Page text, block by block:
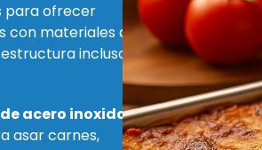
para ofrecer
con materiales de
incluso en
acero inoxidable
asar carnes,